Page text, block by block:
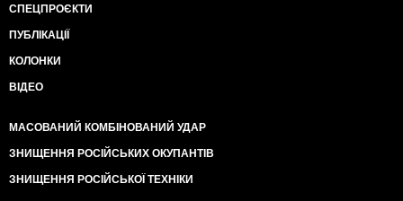
СПЕЦПРОЄКТИ
ПУБЛІКАЦІЇ
КОЛОНКИ
ВІДЕО
МАСОВАНИЙ КОМБІНОВАНИЙ УДАР
ЗНИЩЕННЯ РОСІЙСЬКИХ ОКУПАНТІВ
ЗНИЩЕННЯ РОСІЙСЬКОЇ ТЕХНІКИ